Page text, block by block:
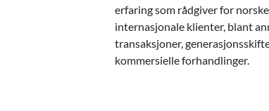
erfaring som rådgiver for
internasjonale klienter, blant
transaksjoner,
kommersielle forhandlinger.